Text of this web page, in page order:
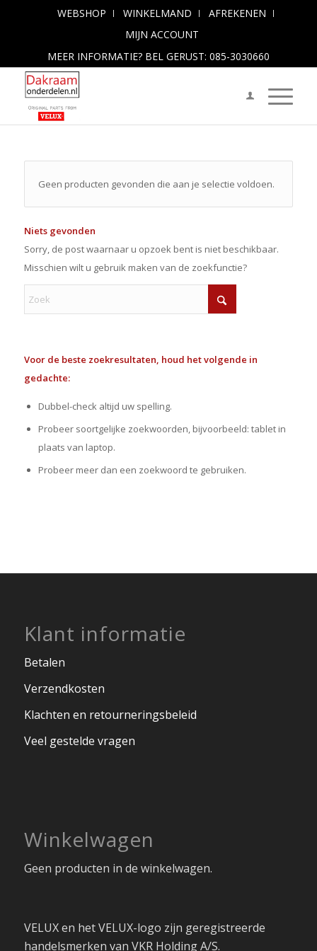
WEBSHOP WINKELMAND
AFREKENEN
MIJN ACCOUNT
MEER INFORMATIE? BEL GERUST: 085-3030660
Geen producten gevonden die aan je selectie voldoen.
Niets gevonden
Sorry, de post waarnaar u opzoek bent is niet beschikbaar.
Misschien wilt u gebruik maken van de zoekfunctie?
Voor de beste zoekresultaten, houd het volgende in
gedachte:
Dubbel-check altijd uw spelling.
Probeer soortgelijke zoekwoorden, bijvoorbeeld: tablet in
plaats van laptop.
Probeer meer dan een zoekwoord te gebruiken.
Klant informatie
Betalen
Verzendkosten
Klachten en retourneringsbeleid
Veel gestelde vragen
Winkelwagen
Geen producten in de winkelwagen.
VELUX en het VELUX-logo zijn geregistreerde
handelsmerken van VKR Holding A/S.